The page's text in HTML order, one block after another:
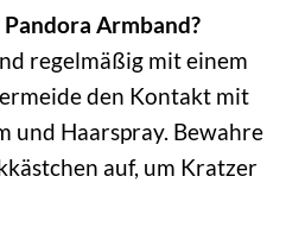
Armband?
regelmäßig mit einem
den Kontakt mit
und Haarspray. Bewahre
auf, um Kratzer